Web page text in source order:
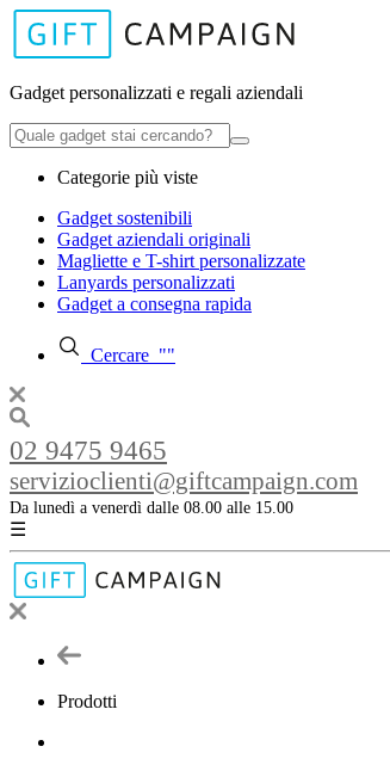
Gadget personalizzati e regali aziendali
Categorie più viste
Gadget sostenibili
Gadget aziendali originali
Magliette e T-shirt personalizzate
Lanyards personalizzati
Gadget a consegna rapida
Cercare ""
02 9475 9465
servizioclienti@giftcampaign.com
Da lunedì a venerdì dalle 08.00 alle 15.00
☰
Prodotti